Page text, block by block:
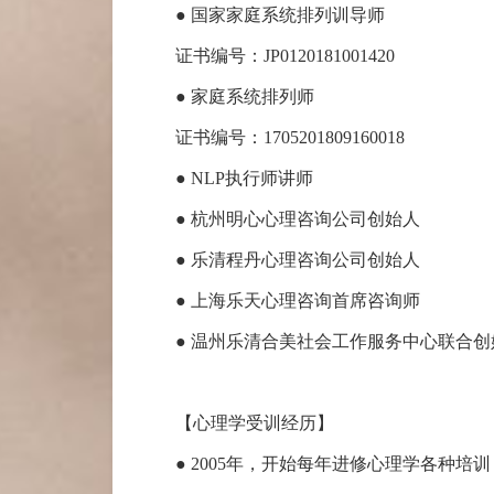
● 国家家庭系统排列训导师
证书编号： JP0120181001420
● 家庭系统排列师
证书编号： 1705201809160018
● NLP执行师讲师
● 杭州明心心理咨询公司创始人
● 乐清程丹心理咨询公司 创始人
● 上海乐天心理咨询首席咨询师
● 温州乐清合美社会工作服务中心联合
【心理学受训经历】
● 2005年，开始每年进修心理学各种培训